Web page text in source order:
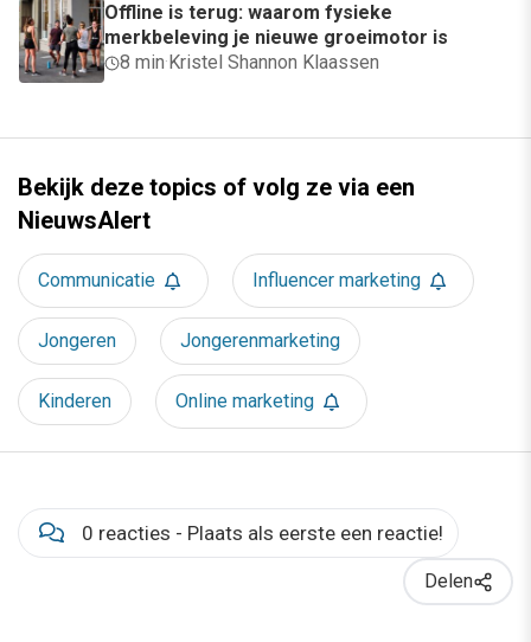
Offline is terug: waarom fysieke
merkbeleving je nieuwe groeimotor is
8 min·Kristel Shannon Klaassen
Bekijk deze topics of volg ze via een
NieuwsAlert
Communicatie Influencer marketing
Jongeren Jongerenmarketing
Kinderen Online marketing
0 reacties - Plaats als eerste een reactie!
Delen